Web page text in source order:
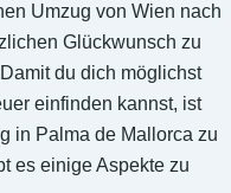
Umzug von Wien nach
Glückwunsch zu
du dich möglichst
einfinden kannst, ist
in Palma de Mallorca zu
es einige Aspekte zu